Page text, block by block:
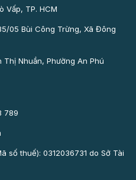
Vấp, TP. HCM
05 Bùi Công Trừng, Xã Đông
Nhuần, Phường An Phú
789
số thuế): 0312036731 do Sở Tài